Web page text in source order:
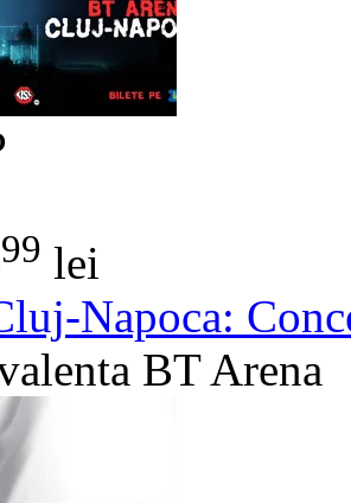
99 lei
Napoca:
BT Arena